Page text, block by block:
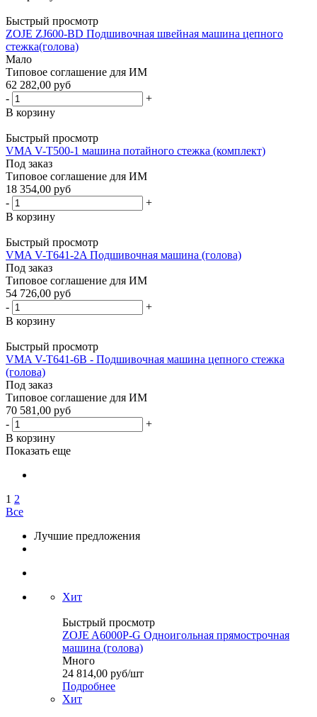
Быстрый просмотр
ZOJE ZJ600-BD Подшивочная швейная машина цепного
стежка(голова)
Мало
Типовое соглашение для ИМ
62 282,00 руб
-
+
В корзину
Быстрый просмотр
VMA V-T500-1 машина потайного стежка (комплект)
Под заказ
Типовое соглашение для ИМ
18 354,00 руб
-
+
В корзину
Быстрый просмотр
VMA V-T641-2A Подшивочная машина (голова)
Под заказ
Типовое соглашение для ИМ
54 726,00 руб
-
+
В корзину
Быстрый просмотр
VMA V-T641-6B - Подшивочная машина цепного стежка
(голова)
Под заказ
Типовое соглашение для ИМ
70 581,00 руб
-
+
В корзину
Показать еще
1 2
Все
Лучшие предложения
Хит
Быстрый просмотр
ZOJE A6000P-G Одноигольная прямострочная
машина (голова)
Много
24 814,00 руб/шт
Подробнее
Хит